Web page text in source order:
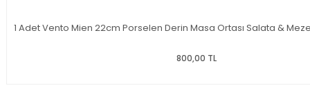
1 Adet Vento Mien 22cm Porselen Derin Masa Ortası Salata &
800,00 TL